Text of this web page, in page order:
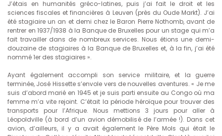
J’étais en humanités gréco-latines, puis j’ai fait le droit et les
sciences fiscales et financières à Leuven (près du Oude Markt). J’ai
été stagiaire un an et demi chez le Baron Pierre Nothomb, avant de
rentrer en 1937/1938 à la Banque de Bruxelles pour un stage qui m’a
fait travailler dans de nombreux services. Nous étions une demi-
douzaine de stagiaires à la Banque de Bruxelles et, à la fin, j’ai été
nommé 1er des stagiaires ».
Ayant également accompli son service militaire, et la guerre
terminée, José Hissette s’envole vers de nouvelles aventures. « Je me
suis d’abord marié en 1945 et je suis parti ensuite au Congo où ma
femme m’a vite rejoint. C’était la période héroïque pour trouver des
transports pour l’Afrique. Nous mettions 3 jours pour aller à
Léopoldville (à bord d’un avion démobilisé de l’armée !). Dans cet
avion, d’ailleurs, il y a avait également le Père Mols qui était le